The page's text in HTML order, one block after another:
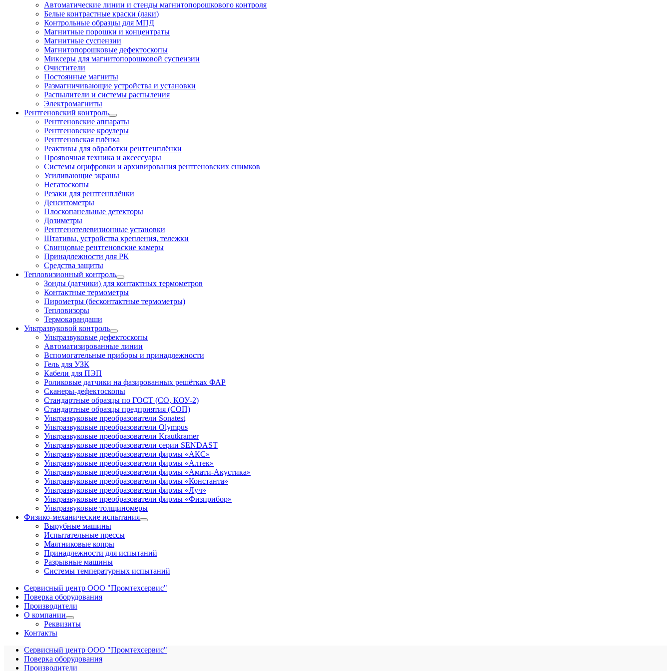
Автоматические линии и стенды магнитопорошкового контроля
Белые контрастные краски (лаки)
Контрольные образцы для МПД
Магнитные порошки и концентраты
Магнитные суспензии
Магнитопорошковые дефектоскопы
Миксеры для магнитопорошковой суспензии
Очистители
Постоянные магниты
Размагничивающие устройства и установки
Распылители и системы распыления
Электромагниты
Рентгеновский контроль
Рентгеновские аппараты
Рентгеновские кроулеры
Рентгеновская плёнка
Реактивы для обработки рентгенплёнки
Проявочная техника и аксессуары
Системы оцифровки и архивирования рентгеновских снимков
Усиливающие экраны
Негатоскопы
Резаки для рентгенплёнки
Денситометры
Плоскопанельные детекторы
Дозиметры
Рентгенотелевизионные установки
Штативы, устройства крепления, тележки
Свинцовые рентгеновские камеры
Принадлежности для РК
Средства защиты
Тепловизионный контроль
Зонды (датчики) для контактных термометров
Контактные термометры
Пирометры (бесконтактные термометры)
Тепловизоры
Термокарандаши
Ультразвуковой контроль
Ультразвуковые дефектоскопы
Автоматизированные линии
Вспомогательные приборы и принадлежности
Гель для УЗК
Кабели для ПЭП
Роликовые датчики на фазированных решётках ФАР
Сканеры-дефектоскопы
Стандартные образцы по ГОСТ (СО, КОУ-2)
Стандартные образцы предприятия (СОП)
Ультразвуковые преобразователи Sonatest
Ультразвуковые преобразователи Olympus
Ультразвуковые преобразователи Krautkramer
Ультразвуковые преобразователи серии SENDAST
Ультразвуковые преобразователи фирмы «АКС»
Ультразвуковые преобразователи фирмы «Алтек»
Ультразвуковые преобразователи фирмы «Амати-Акустика»
Ультразвуковые преобразователи фирмы «Константа»
Ультразвуковые преобразователи фирмы «Луч»
Ультразвуковые преобразователи фирмы «Физприбор»
Ультразвуковые толщиномеры
Физико-механические испытания
Вырубные машины
Испытательные прессы
Маятниковые копры
Принадлежности для испытаний
Разрывные машины
Системы температурных испытаний
Сервисный центр ООО "Промтехсервис"
Поверка оборудования
Производители
О компании
Реквизиты
Контакты
Сервисный центр ООО "Промтехсервис"
Поверка оборудования
Производители